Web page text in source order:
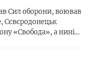
Сил оборони, воював
Сєвєродонецьк
«Свобода», а нині…